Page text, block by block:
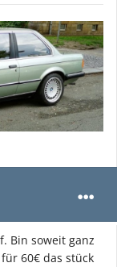
Bin soweit ganz
60€ das stück